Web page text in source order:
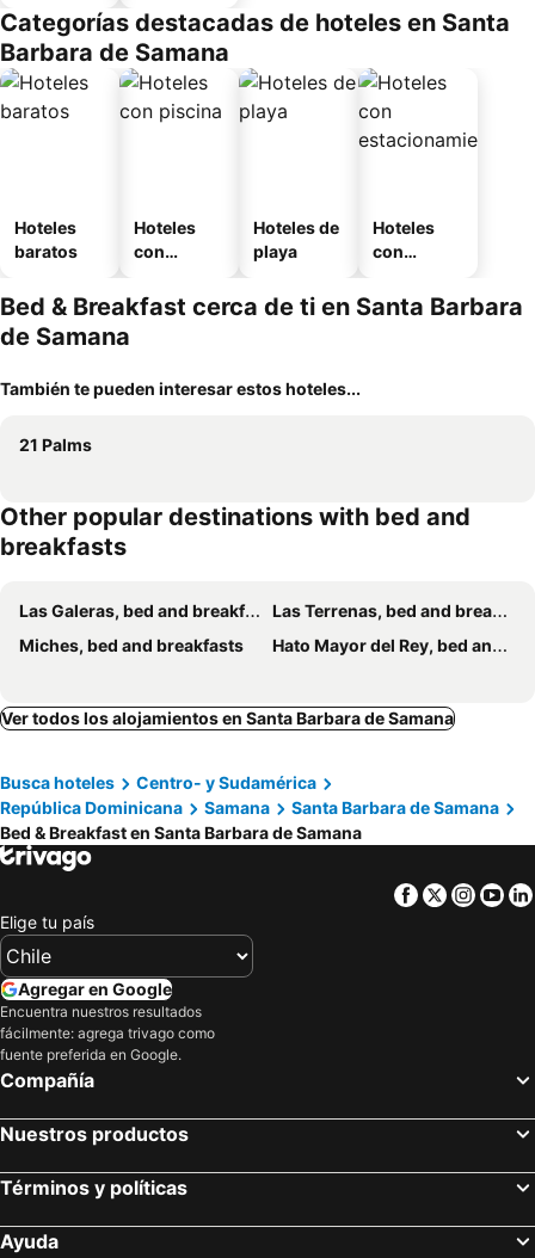
Categorías destacadas de hoteles en Santa
Barbara de Samana
Hoteles
baratos
Hoteles
con
Hoteles de
playa
Hoteles
con
miento
Bed & Breakfast cerca de ti en Santa Barbara
de Samana
También te pueden interesar estos hoteles...
21 Palms
Other popular destinations with bed and
breakfasts
Las Galeras, bed and breakfasts
Las Terrenas, bed and breakfasts
Miches, bed and breakfasts
Hato Mayor del Rey, bed and breakfasts
Ver todos los alojamientos en Santa Barbara de Samana
Busca hoteles
Centro- y Sudamérica
República Dominicana
Samana
Santa Barbara de Samana
Bed & Breakfast en Santa Barbara de Samana
Facebook
Twitter
Elige tu país
Agregar en Google
Encuentra nuestros resultados
fácilmente: agrega trivago como
fuente preferida en Google.
Compañía
Nuestros productos
Términos y políticas
Ayuda